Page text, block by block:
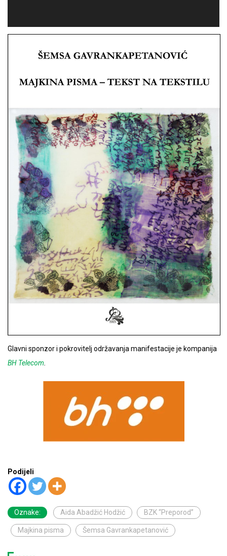
Glavni sponzor i pokrovitelj održavanja manifestacije je kompanija
BH Telecom
Podijeli
Oznake: Aida Abadžić Hodžić BZK “Preporod”
Majkina pisma Šemsa Gavrankapetanović